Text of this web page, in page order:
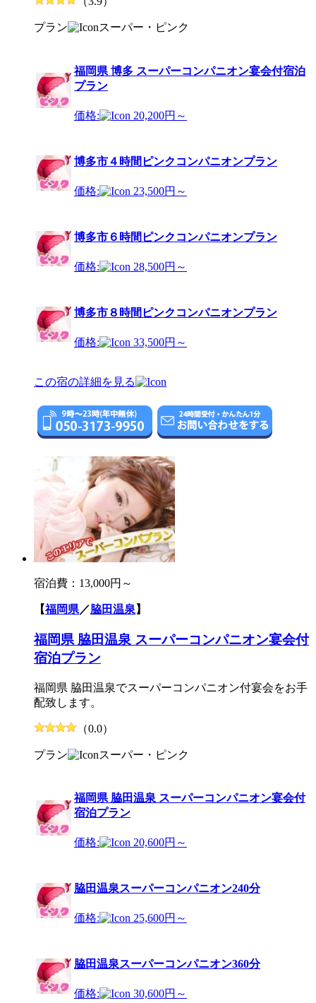
プラン スーパー・ピンク
福岡県 博多 スーパーコンパニオン宴会付宿泊
プラン
価格: 20,200円～
博多市４時間ピンクコンパニオンプラン
価格: 23,500円～
博多市６時間ピンクコンパニオンプラン
価格: 28,500円～
博多市８時間ピンクコンパニオンプラン
価格: 33,500円～
この宿の詳細を見る
宿泊費： 13,000円～
【福岡県／脇田温泉 】
福岡県 脇田温泉 スーパーコンパニオン宴会付
宿泊プラン
福岡県 脇田温泉でスーパーコンパニオン付宴会をお手
配致します。
（0.0）
プラン スーパー・ピンク
福岡県 脇田温泉 スーパーコンパニオン宴会付
宿泊プラン
価格: 20,600円～
脇田温泉スーパーコンパニオン240分
価格: 25,600円～
脇田温泉スーパーコンパニオン360分
価格: 30,600円～